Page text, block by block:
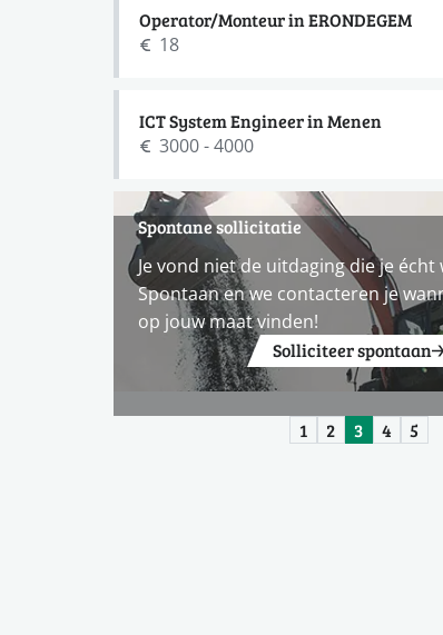
Operator/Monteur in ERONDEGEM
18
ICT System Engineer in Menen
3000 - 4000
Spontane sollicitatie
Je vond niet de uitdaging die je écht
Spontaan en we contacteren je
op jouw maat vinden!
Solliciteer spontaan
1 2 3 4 5